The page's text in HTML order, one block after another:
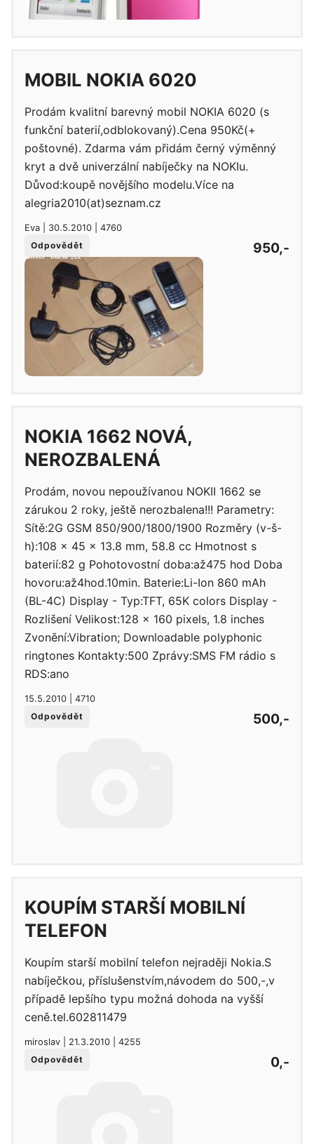
MOBIL NOKIA 6020
Prodám kvalitní barevný mobil NOKIA 6020 (s
funkční baterií,odblokovaný).Cena 950Kč(+
poštovné). Zdarma vám přidám černý výměnný
kryt a dvě univerzální nabíječky na NOKIu.
Důvod:koupě novějšího modelu.Více na
alegria2010(at)seznam.cz
Eva | 30.5.2010 | 4760
Odpovědět
950,-
NOKIA 1662 NOVÁ,
NEROZBALENÁ
Prodám, novou nepoužívanou NOKII 1662 se
zárukou 2 roky, ještě nerozbalena!!! Parametry:
Sítě:2G GSM 850/900/1800/1900 Rozměry (v-š-
h):108 x 45 x 13.8 mm, 58.8 cc Hmotnost s
baterií:82 g Pohotovostní doba:až475 hod Doba
hovoru:až4hod.10min. Baterie:Li-Ion 860 mAh
(BL-4C) Display - Typ:TFT, 65K colors Display -
Rozlišení Velikost:128 x 160 pixels, 1.8 inches
Zvonění:Vibration; Downloadable polyphonic
ringtones Kontakty:500 Zprávy:SMS FM rádio s
RDS:ano
15.5.2010 | 4710
Odpovědět
500,-
KOUPÍM STARŠÍ MOBILNÍ
TELEFON
Koupím starší mobilní telefon nejraději Nokia.S
nabíječkou, příslušenstvím,návodem do 500,-,v
případě lepšího typu možná dohoda na vyšší
ceně.tel.602811479
miroslav | 21.3.2010 | 4255
Odpovědět
0,-